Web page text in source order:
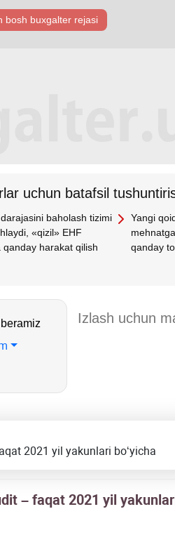
bosh buхgalter rejasi
uchun batafsil
baholash tizimi
«qizil» EHF
qanday harakat qilish
Yangi
qanday
2021 yil yakunlari boʻyicha
– faqat 2021 yil